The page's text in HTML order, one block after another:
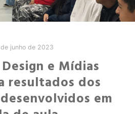
junho de 2023
e Mídias
resultados dos
em